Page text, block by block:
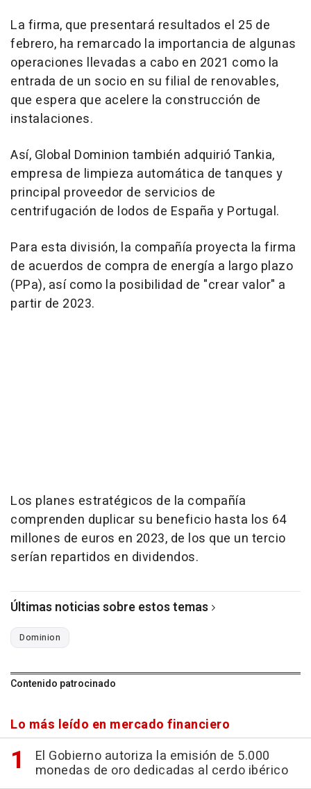
La firma, que presentará resultados el 25 de
febrero, ha remarcado la importancia de algunas
operaciones llevadas a cabo en 2021 como la
entrada de un socio en su filial de renovables,
que espera que acelere la construcción de
instalaciones.
Así, Global Dominion también adquirió Tankia,
empresa de limpieza automática de tanques y
principal proveedor de servicios de
centrifugación de lodos de España y Portugal.
Para esta división, la compañía proyecta la firma
de acuerdos de compra de energía a largo plazo
(PPa), así como la posibilidad de "crear valor" a
partir de 2023.
Los planes estratégicos de la compañía
comprenden duplicar su beneficio hasta los 64
millones de euros en 2023, de los que un tercio
serían repartidos en dividendos.
Últimas noticias sobre estos temas
Dominion
Contenido patrocinado
Lo más leído en mercado financiero
El Gobierno autoriza la emisión de 5.000
monedas de oro dedicadas al cerdo ibérico